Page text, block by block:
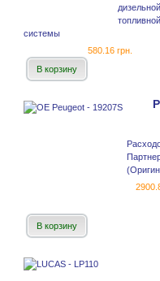
дизельной
топливной
системы
580.16 грн.
В корзину
В корзину